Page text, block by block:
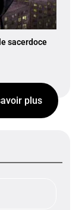
sacerdoce
plus